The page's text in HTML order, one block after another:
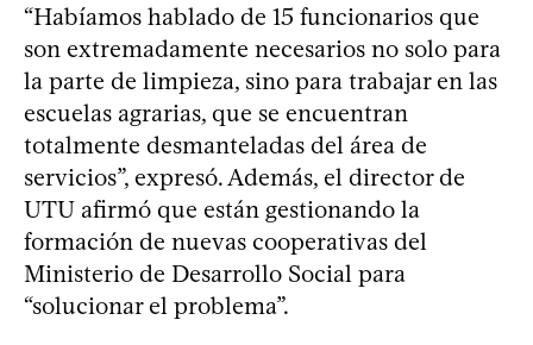
“Habíamos hablado de 15 funcionarios que
son extremadamente necesarios no solo para
la parte de limpieza, sino para trabajar en las
escuelas agrarias, que se encuentran
totalmente desmanteladas del área de
servicios”, expresó. Además, el director de
UTU afirmó que están gestionando la
formación de nuevas cooperativas del
Ministerio de Desarrollo Social para
“solucionar el problema”.